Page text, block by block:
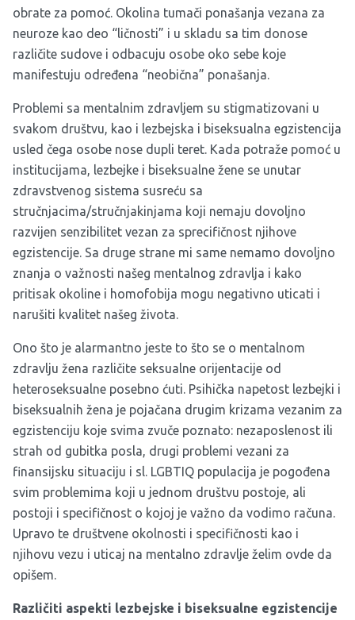
obrate za pomoć. Okolina tumači ponašanja vezana za
neuroze kao deo “ličnosti” i u skladu sa tim donose
različite sudove i odbacuju osobe oko sebe koje
manifestuju određena “neobična” ponašanja.
Problemi sa mentalnim zdravljem su stigmatizovani u
svakom društvu, kao i lezbejska i biseksualna egzistencija
usled čega osobe nose dupli teret. Kada potraže pomoć u
institucijama, lezbejke i biseksualne žene se unutar
zdravstvenog sistema susreću sa
stručnjacima/stručnjakinjama koji nemaju dovoljno
razvijen senzibilitet vezan za sprecifičnost njihove
egzistencije. Sa druge strane mi same nemamo dovoljno
znanja o važnosti našeg mentalnog zdravlja i kako
pritisak okoline i homofobija mogu negativno uticati i
narušiti kvalitet našeg života.
Ono što je alarmantno jeste to što se o mentalnom
zdravlju žena različite seksualne orijentacije od
heteroseksualne posebno ćuti. Psihička napetost lezbejki i
biseksualnih žena je pojačana drugim krizama vezanim za
egzistenciju koje svima zvuče poznato: nezaposlenost ili
strah od gubitka posla, drugi problemi vezani za
finansijsku situaciju i sl. LGBTIQ populacija je pogođena
svim problemima koji u jednom društvu postoje, ali
postoji i specifičnost o kojoj je važno da vodimo računa.
Upravo te društvene okolnosti i specifičnosti kao i
njihovu vezu i uticaj na mentalno zdravlje želim ovde da
opišem.
Različiti aspekti lezbejske i biseksualne egzistencije